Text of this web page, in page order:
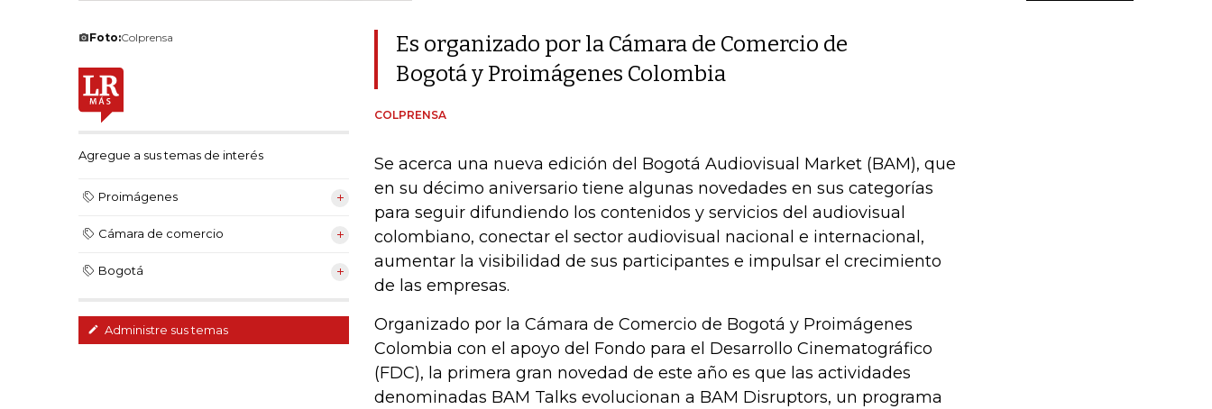
Foto:Colprensa
Agregue a sus temas de interés
Proimágenes
Cámara de comercio
Bogotá
Administre sus temas
Es organizado por la Cámara de Comercio de
Bogotá y Proimágenes Colombia
COLPRENSA
Se acerca una nueva edición del Bogotá Audiovisual Market (BAM), que
en su décimo aniversario tiene algunas novedades en sus categorías
para seguir difundiendo los contenidos y servicios del audiovisual
colombiano, conectar el sector audiovisual nacional e internacional,
aumentar la visibilidad de sus participantes e impulsar el crecimiento
de las empresas.
Organizado por la Cámara de Comercio de Bogotá y Proimágenes
Colombia con el apoyo del Fondo para el Desarrollo Cinematográfico
(FDC), la primera gran novedad de este año es que las actividades
denominadas BAM Talks evolucionan a BAM Disruptors, un programa